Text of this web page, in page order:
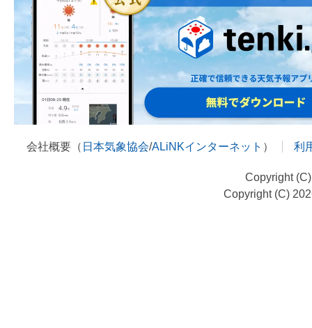
会社概要（ 日本気象協会/ALiNKインターネット ） 利
Copyright
Copyright (C)